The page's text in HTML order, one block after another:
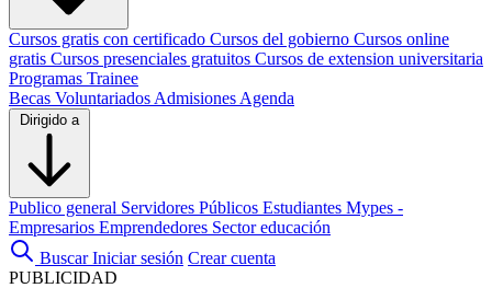
Cursos gratis con certificado Cursos del gobierno Cursos online
gratis Cursos presenciales gratuitos Cursos de extension universitaria
Programas Trainee
Becas Voluntariados Admisiones Agenda
Dirigido a
Publico general Servidores Públicos Estudiantes Mypes -
Empresarios Emprendedores Sector educación
Buscar Iniciar sesión Crear cuenta
PUBLICIDAD